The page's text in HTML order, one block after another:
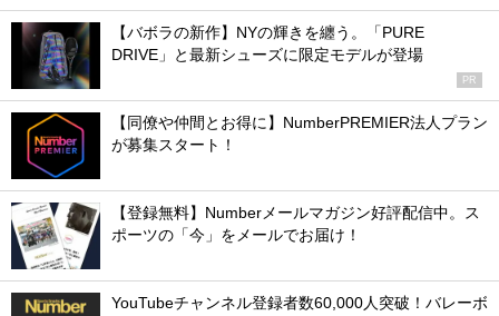
【バボラの新作】NYの輝きを纏う。「PURE
DRIVE」と最新シューズに限定モデルが登場
PR
【同僚や仲間とお得に】NumberPREMIER法人プラン
が募集スタート！
【登録無料】Numberメールマガジン好評配信中。ス
ポーツの「今」をメールでお届け！
YouTubeチャンネル登録者数60,000人突破！バレーボ